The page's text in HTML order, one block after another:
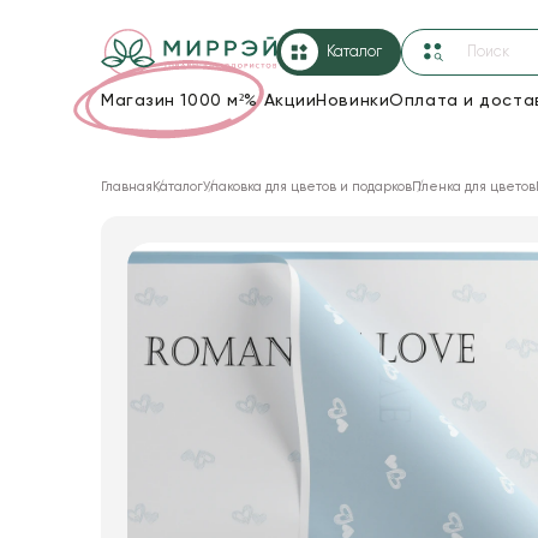
Каталог
Магазин 1000 м²%Акции НовинкиОплата и
Корзины и плетеные изделия
Декор для дома
Главная КаталогУпаковка для цветов и подарковПленка для цветов